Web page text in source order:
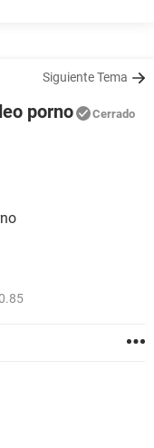
Siguiente Tema
porno Cerrado